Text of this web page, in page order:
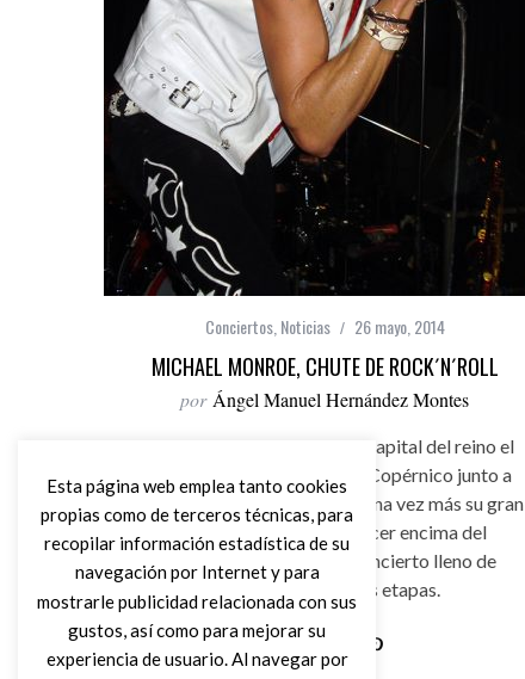
Conciertos, Noticias 26 mayo, 2014
MICHAEL MONROE, CHUTE DE ROCK´N´ROLL
por Ángel Manuel Hernández Montes
Michael Monroe irrumpía la capital del reino el
pasado 9 de Mayo en la sala Copérnico junto a
sus “Monroes”, demostrando una vez más su gran
estado físico y su buen hacer encima del
escenario ofreciendo un concierto lleno de
clásicos de todas sus etapas.
Esta página web emplea tanto cookies
propias como de terceros técnicas, para
recopilar información estadística de su
navegación por Internet y para
mostrarle publicidad relacionada con sus
gustos, así como para mejorar su
experiencia de usuario. Al navegar por